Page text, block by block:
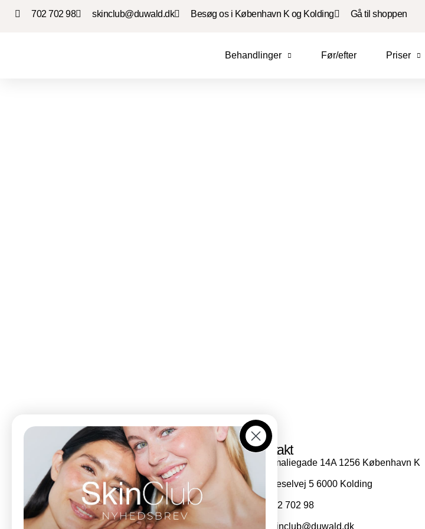
702 702 98 skinclub@duwald.dk Besøg os i København K og Kolding Gå til shoppen
Behandlinger Før/efter Priser
Düwald og SkinClub er søsterbrands under samme
ejerskab. I Kolding finder du begge universer samlet
under ét tag, mens SkinClub København udelukkende
tilbyder kosmetiske behandlinger og hudpleje.
Kontakt
Amaliegade 14A 1256 København K
Dieselvej 5 6000 Kolding
702 702 98
skinclub@duwald.dk